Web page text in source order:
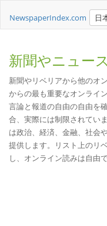
NewspaperIndex.com 日
新聞やニュー
新聞やリベリアから他のオ
からの最も重要なオンライ
言論と報道の自由の自由を
合、実際には制限されてい
は政治、経済、金融、社会
提供します。リスト上のリ
し、オンライン読みは自由で